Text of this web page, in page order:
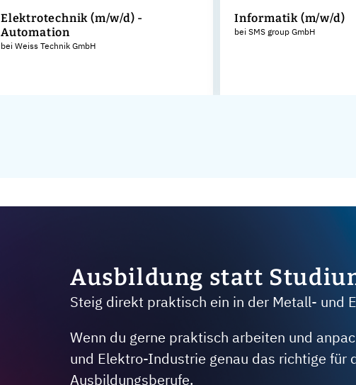
Elektrotechnik (m/w/d) -
Automation
bei Weiss Technik GmbH
Informatik (m/w/d)
bei SMS group GmbH
Ausbildung statt
Steig direkt praktisch ein in der Metall- und
Wenn du gerne praktisch arbeiten und
und Elektro-Industrie genau das richtige für
Ausbildungsberufe.